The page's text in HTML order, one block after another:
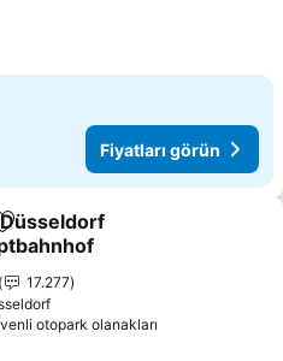
Fiyatları görün
Favorilerime ekle
görün
17.277
otopark olanakları